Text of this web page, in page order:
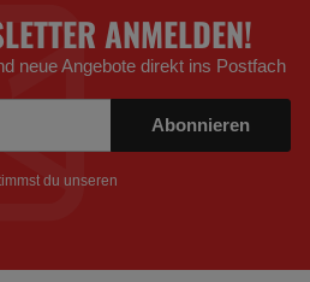
ANMELDEN!
neue Angebote direkt ins Postfach
Abonnieren
du unseren